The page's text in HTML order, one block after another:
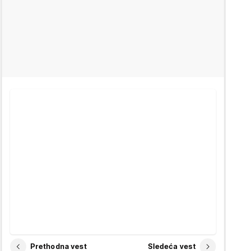
Prethodna vest Sledeća vest